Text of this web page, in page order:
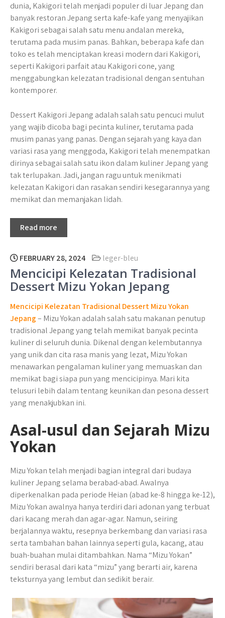
dunia, Kakigori telah menjadi populer di luar Jepang dan
banyak restoran Jepang serta kafe-kafe yang menyajikan
Kakigori sebagai salah satu menu andalan mereka,
terutama pada musim panas. Bahkan, beberapa kafe dan
toko es telah menciptakan kreasi modern dari Kakigori,
seperti Kakigori parfait atau Kakigori cone, yang
menggabungkan kelezatan tradisional dengan sentuhan
kontemporer.
Dessert Kakigori Jepang adalah salah satu pencuci mulut
yang wajib dicoba bagi pecinta kuliner, terutama pada
musim panas yang panas. Dengan sejarah yang kaya dan
variasi rasa yang menggoda, Kakigori telah menempatkan
dirinya sebagai salah satu ikon dalam kuliner Jepang yang
tak terlupakan. Jadi, jangan ragu untuk menikmati
kelezatan Kakigori dan rasakan sendiri kesegarannya yang
memikat dan memanjakan lidah.
Read more
FEBRUARY 28, 2024 leger-bleu
Mencicipi Kelezatan Tradisional
Dessert Mizu Yokan Jepang
Mencicipi Kelezatan Tradisional Dessert Mizu Yokan
Jepang– Mizu Yokan adalah salah satu makanan penutup
tradisional Jepang yang telah memikat banyak pecinta
kuliner di seluruh dunia. Dikenal dengan kelembutannya
yang unik dan cita rasa manis yang lezat, Mizu Yokan
menawarkan pengalaman kuliner yang memuaskan dan
memikat bagi siapa pun yang mencicipinya. Mari kita
telusuri lebih dalam tentang keunikan dan pesona dessert
yang menakjubkan ini.
Asal-usul dan Sejarah Mizu
Yokan
Mizu Yokan telah menjadi bagian integral dari budaya
kuliner Jepang selama berabad-abad. Awalnya
diperkenalkan pada periode Heian (abad ke-8 hingga ke-12),
Mizu Yokan awalnya hanya terdiri dari adonan yang terbuat
dari kacang merah dan agar-agar. Namun, seiring
berjalannya waktu, resepnya berkembang dan variasi rasa
serta tambahan bahan lainnya seperti gula, kacang, atau
buah-buahan mulai ditambahkan. Nama “Mizu Yokan”
sendiri berasal dari kata “mizu” yang berarti air, karena
teksturnya yang lembut dan sedikit berair.